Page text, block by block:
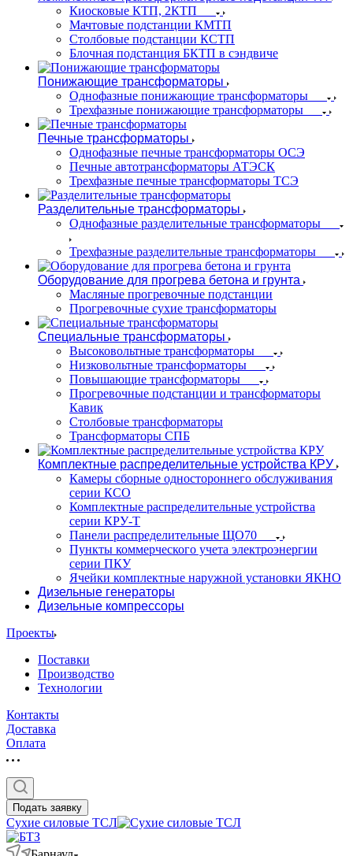
Киосковые КТП, 2КТП
Мачтовые подстанции КМТП
Столбовые подстанции КСТП
Блочная подстанция БКТП в сэндвиче
Понижающие трансформаторы
Однофазные понижающие трансформаторы
Трехфазные понижающие трансформаторы
Печные трансформаторы
Однофазные печные трансформаторы ОСЭ
Печные автотрансформаторы АТЭСК
Трехфазные печные трансформаторы ТСЭ
Разделительные трансформаторы
Однофазные разделительные трансформаторы
Трехфазные разделительные трансформаторы
Оборудование для прогрева бетона и грунта
Масляные прогревочные подстанции
Прогревочные сухие трансформаторы
Специальные трансформаторы
Высоковольтные трансформаторы
Низковольтные трансформаторы
Повышающие трансформаторы
Прогревочные подстанции и трансформаторы
Кавик
Столбовые трансформаторы
Трансформаторы СПБ
Комплектные распределительные устройства КРУ
Камеры сборные одностороннего обслуживания
серии КСО
Комплектные распределительные устройства
серии КРУ-Т
Панели распределительные ЩО70
Пункты коммерческого учета электроэнергии
серии ПКУ
Ячейки комплектные наружной установки ЯКНО
Дизельные генераторы
Дизельные компрессоры
Проекты
Поставки
Производство
Технологии
Контакты
Доставка
Оплата
Подать заявку
Сухие силовые ТСЛ